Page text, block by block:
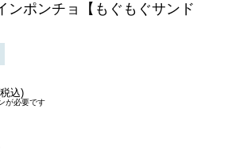
ンポンチョ【もぐもぐサンド
込)
が必要です